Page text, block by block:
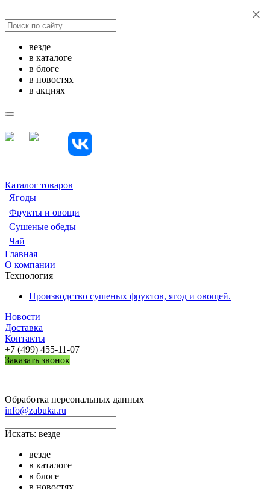
везде
в каталоге
в блоге
в новостях
в акциях
Каталог товаров
Ягоды
Фрукты и овощи
Сушеные обеды
Чай
Главная
О компании
Технология
Производство сушеных фруктов, ягод и овощей.
Новости
Доставка
Контакты
+7 (499) 455-11-07
Заказать звонок
Обработка персональных данных
info@zabuka.ru
Искать: везде
везде
в каталоге
в блоге
в новостях